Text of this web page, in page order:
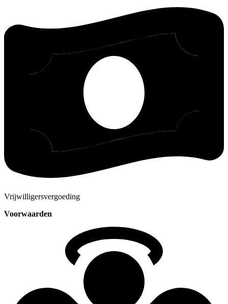
Vrijwilligersvergoeding
Voorwaarden